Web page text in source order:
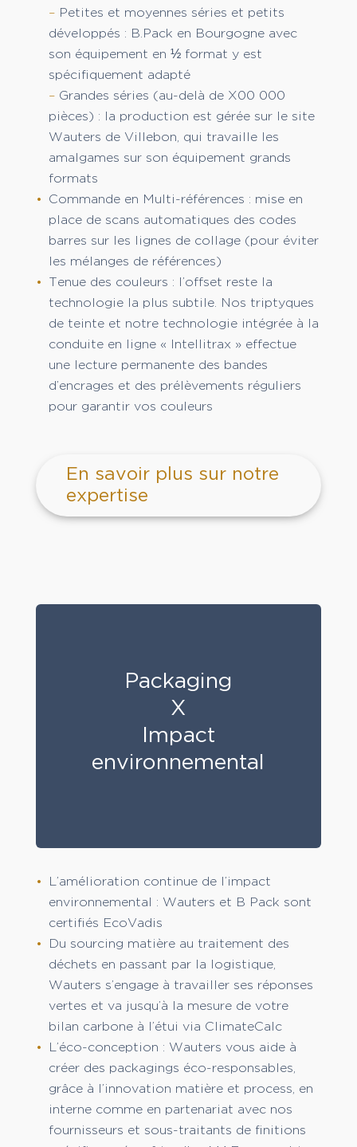
–Petites et moyennes séries et petits
développés : B.Pack en Bourgogne avec
son équipement en ½ format y est
spécifiquement adapté
–Grandes séries (au-delà de X00 000
pièces) : la production est gérée sur le site
Wauters de Villebon, qui travaille les
amalgames sur son équipement grands
formats
Commande en Multi-références : mise en
place de scans automatiques des codes
barres sur les lignes de collage (pour éviter
les mélanges de références)
Tenue des couleurs : l’offset reste la
technologie la plus subtile. Nos triptyques
de teinte et notre technologie intégrée à la
conduite en ligne « Intellitrax » effectue
une lecture permanente des bandes
d’encrages et des prélèvements réguliers
pour garantir vos couleurs
En savoir plus sur notre
expertise
Packaging
X
Impact
environnemental
L’amélioration continue de l’impact
environnemental : Wauters et B Pack sont
certifiés EcoVadis
Du sourcing matière au traitement des
déchets en passant par la logistique,
Wauters s’engage à travailler ses réponses
vertes et va jusqu’à la mesure de votre
bilan carbone à l’étui via ClimateCalc
L’éco-conception : Wauters vous aide à
créer des packagings éco-responsables,
grâce à l’innovation matière et process, en
interne comme en partenariat avec nos
fournisseurs et sous-traitants de finitions